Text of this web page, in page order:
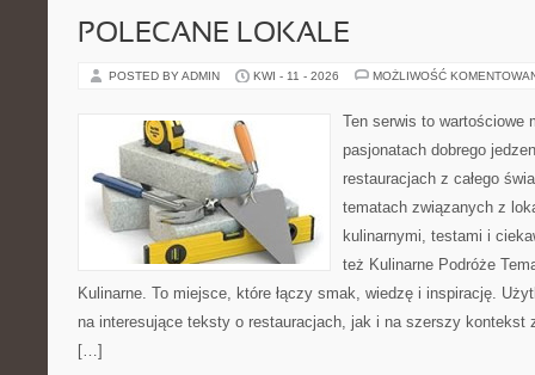
POLECANE LOKALE
POSTED BY ADMIN KWI - 11 - 2026 MOŻLIWOŚĆ
Ten serwis to wartościowe
pasjonatach dobrego
restauracjach z całego
tematach związanych z
kulinarnymi, testami i
też Kulinarne Podróże
Kulinarne. To miejsce, które łączy smak, wiedzę i inspirację.
na interesujące teksty o restauracjach, jak i na szerszy kontekst
[…]